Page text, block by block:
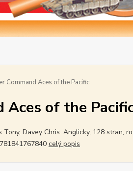
Command Aces of the Pacific
Aces of the
Tony, Davey Chris. Anglicky, 128 stran,
celý popis